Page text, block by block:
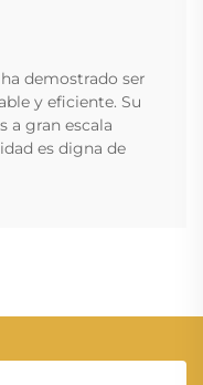
demostrado ser
y eficiente. Su
a gran escala
es digna de